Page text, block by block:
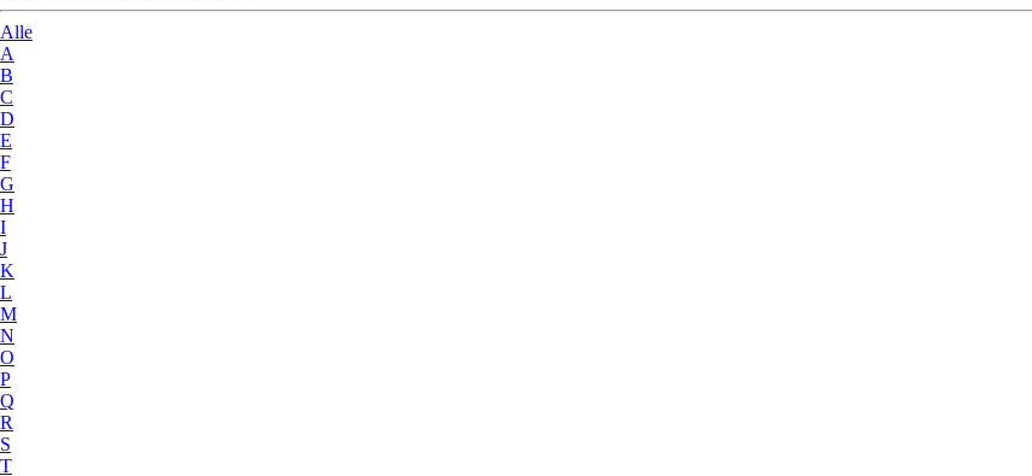
Alle
A
B
C
D
E
F
G
H
I
J
K
L
M
N
O
P
Q
R
S
T